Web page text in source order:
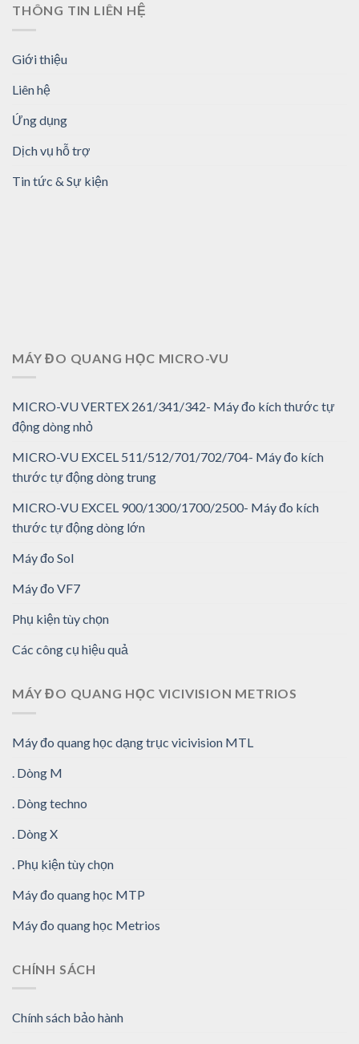
THÔNG TIN LIÊN HỆ
Giới thiệu
Liên hệ
Ứng dụng
Dịch vụ hỗ trợ
Tin tức & Sự kiện
MÁY ĐO QUANG HỌC MICRO-VU
MICRO-VU VERTEX 261/341/342- Máy đo kích thước tự
động dòng nhỏ
MICRO-VU EXCEL 511/512/701/702/704- Máy đo kích
thước tự động dòng trung
MICRO-VU EXCEL 900/1300/1700/2500- Máy đo kích
thước tự động dòng lớn
Máy đo Sol
Máy đo VF7
Phụ kiện tùy chọn
Các công cụ hiệu quả
MÁY ĐO QUANG HỌC VICIVISION METRIOS
Máy đo quang học dạng trục vicivision MTL
. Dòng M
. Dòng techno
. Dòng X
. Phụ kiện tùy chọn
Máy đo quang học MTP
Máy đo quang học Metrios
CHÍNH SÁCH
Chính sách bảo hành